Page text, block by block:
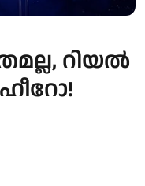
റിയൽ